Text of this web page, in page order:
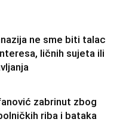
ne sme biti talac
ličnih sujeta ili
zabrinut zbog
riba i bataka